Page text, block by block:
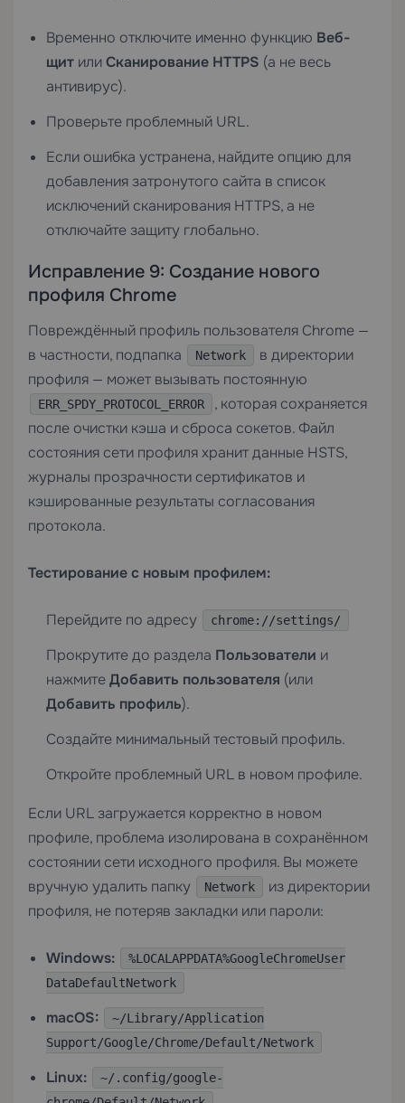
Временно отключите именно функцию Веб-
щит илиСканирование HTTPS (а не весь
антивирус).
Проверьте проблемный URL.
Если ошибка устранена, найдите опцию для
добавления затронутого сайта в список
исключений сканирования HTTPS, а не
отключайте защиту глобально.
Исправление 9: Создание нового
профиля Chrome
Повреждённый профиль пользователя Chrome —
в частности, подпапка
Network
в директории
профиля — может вызывать постоянную
ERR_SPDY_PROTOCOL_ERROR
, которая сохраняется
после очистки кэша и сброса сокетов. Файл
состояния сети профиля хранит данные HSTS,
журналы прозрачности сертификатов и
кэшированные результаты согласования
протокола.
Тестирование с новым профилем:
Перейдите по адресу chrome://settings/
Прокрутите до раздела Пользователи и
нажмитеДобавить пользователя (или
Добавить профиль).
Создайте минимальный тестовый профиль.
Откройте проблемный URL в новом профиле.
Если URL загружается корректно в новом
профиле, проблема изолирована в сохранённом
состоянии сети исходного профиля. Вы можете
вручную удалить папку
Network
из директории
профиля, не потеряв закладки или пароли:
Windows:
%LOCALAPPDATA%GoogleChromeUser
DataDefaultNetwork
macOS:
~/Library/Application
Support/Google/Chrome/Default/Network
Linux:
~/.config/google-